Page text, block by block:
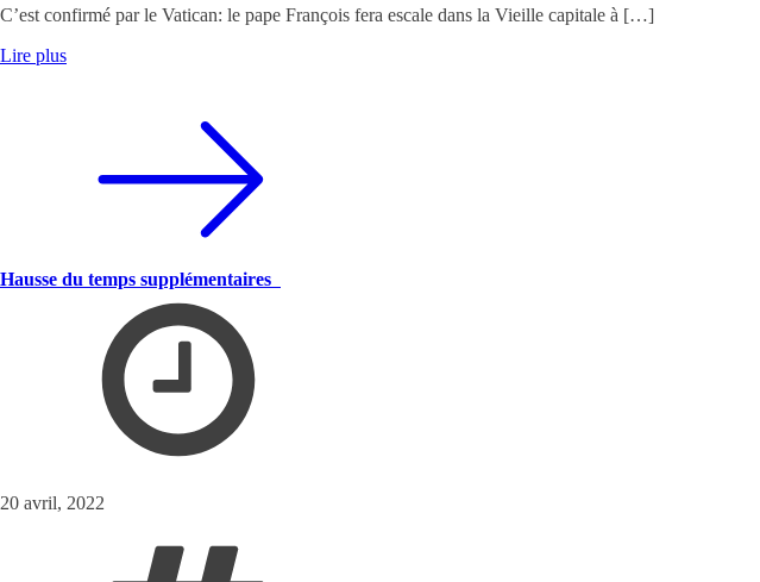
C’est confirmé par le Vatican: le pape François fera escale dans la Vieille capitale à […]
Lire plus
Hausse du temps supplémentaires
20 avril, 2022